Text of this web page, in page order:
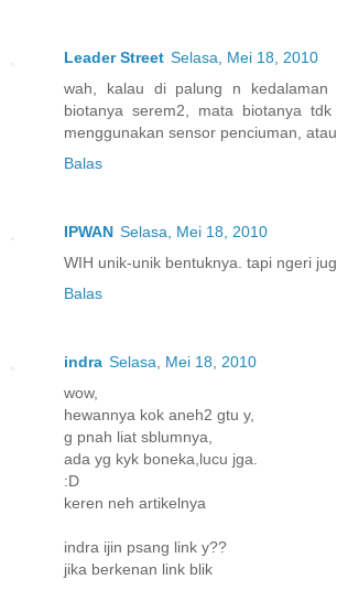
Leader Street Selasa, Mei 18, 2010
wah, kalau di palung n kedalaman
biotanya serem2, mata biotanya
menggunakan sensor penciuman,
Balas
IPWAN Selasa, Mei 18, 2010
WIH unik-unik bentuknya. tapi ngeri
Balas
indra Selasa, Mei 18, 2010
wow,
hewannya kok aneh2 gtu y,
g pnah liat sblumnya,
ada yg kyk boneka,lucu jga.
:D
keren neh artikelnya
indra ijin psang link y??
jika berkenan link blik